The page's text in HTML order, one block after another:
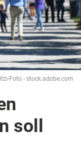
Foto - stock.adobe.com
soll